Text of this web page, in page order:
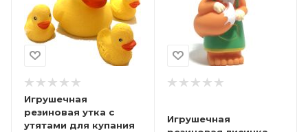
Игрушечная
резиновая утка с
утятами для купания
Игрушечная